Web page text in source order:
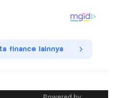
finance lainnya